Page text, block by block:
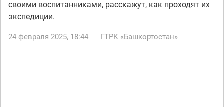
своими воспитанниками, расскажут, как проходят их
экспедиции.
24 февраля 2025, 18:44 ГТРК «Башкортостан»